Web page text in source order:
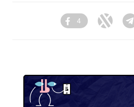
Facebook
4
Twitter